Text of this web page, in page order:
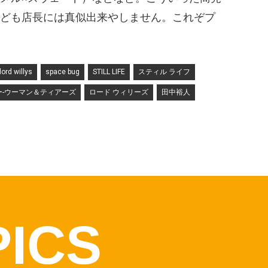
も店長には真似出来やしません。これぞプ
lord willys space bug STILL LIFE スティル ライフ
-ウーマン＆ティアーズ ロード ウィリーズ 田中裕人